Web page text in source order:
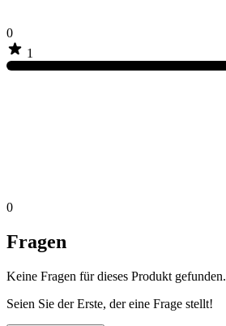
0
1
0
Fragen
Keine Fragen für dieses Produkt gefunden.
Seien Sie der Erste, der eine Frage stellt!